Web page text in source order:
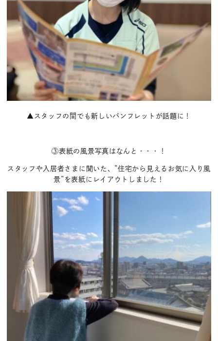
▲スタッフの間でも新しいパンフレットが話題に！
③表紙の風景写真はなんと・・・！
スタッフや入居者さまに聞いた、”住宅から見えるお気に入り風
景”を表紙にレイアウトしました！